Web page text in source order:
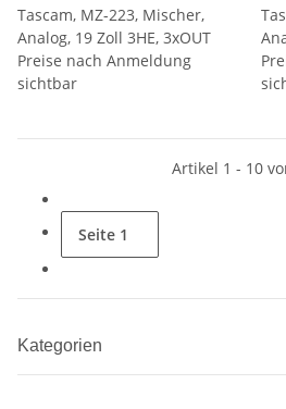
Tascam, MZ-223, Mischer,
Analog, 19 Zoll 3HE, 3xOUT
Preise nach Anmeldung
sichtbar
Artikel 1 - 10
Seite 1
Kategorien